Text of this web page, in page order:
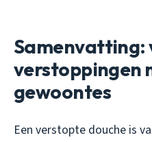
Samenvatting:
verstoppingen
gewoontes
Een verstopte douche is